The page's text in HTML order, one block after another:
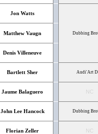
Jon Watts
Dubbing
Matthew Vaugn
Denis Villeneuve
Bartlett Sher Audi'Art
Jaume Balaguero NC
John Lee Hancock Dubbing
Florian Zeller NC